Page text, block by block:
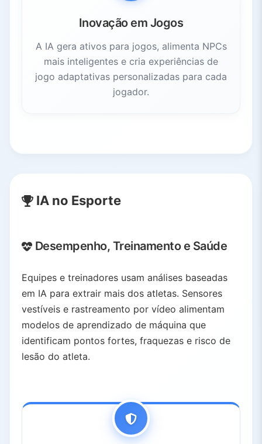
Inovação em Jogos
A IA gera ativos para jogos, alimenta NPCs
mais inteligentes e cria experiências de
jogo adaptativas personalizadas para cada
jogador.
IA no Esporte
Desempenho, Treinamento e Saúde
Equipes e treinadores usam análises baseadas
em IA para extrair mais dos atletas. Sensores
vestíveis e rastreamento por vídeo alimentam
modelos de aprendizado de máquina que
identificam pontos fortes, fraquezas e risco de
lesão do atleta.